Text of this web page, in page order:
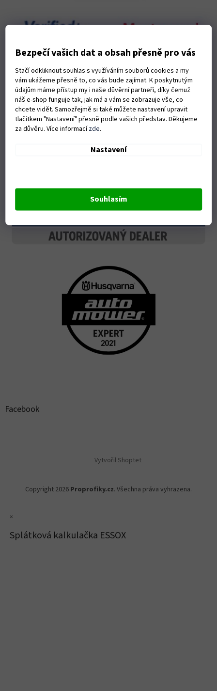
Bezpečí vašich dat a obsah přesně pro vás
Stačí odkliknout souhlas s využíváním souborů cookies a my
vám ukážeme přesně to, co vás bude zajímat. K poskytnutým
údajům máme přístup my i naše důvěrní partneři, díky čemuž
náš e-shop funguje tak, jak má a vám se zobrazuje vše, co
chcete vidět. Samozřejmě si také můžete nastavení upravit
tlačítkem "Nastavení" přesně podle vašich představ. Děkujeme
za důvěru. Více informacízde.
Nastavení
Souhlasím
Facebook
Vytvořil Shoptet
Copyright 2026 Proprofiky.cz. Všechna práva vyhrazena.
×
Splátková kalkulačka ESSOX